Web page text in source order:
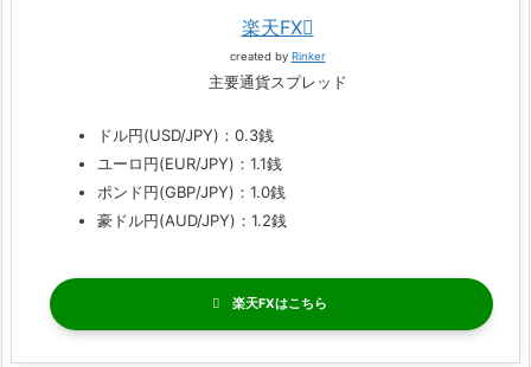
楽天FX
created by Rinker
主要通貨スプレッド
ドル円(USD/JPY)：0.3銭
ユーロ円(EUR/JPY)：1.1銭
ポンド円(GBP/JPY)：1.0銭
豪ドル円(AUD/JPY)：1.2銭
楽天FX